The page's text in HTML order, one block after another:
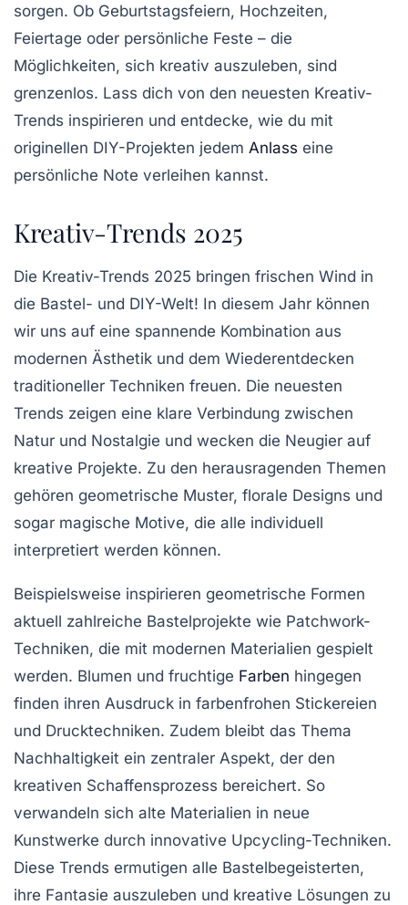
sorgen. Ob Geburtstagsfeiern, Hochzeiten,
Feiertage oder persönliche Feste – die
Möglichkeiten, sich kreativ auszuleben, sind
grenzenlos. Lass dich von den neuesten Kreativ-
Trends inspirieren und entdecke, wie du mit
originellen DIY-Projekten jedem Anlass eine
persönliche Note verleihen kannst.
Kreativ-Trends 2025
Die Kreativ-Trends 2025 bringen frischen Wind in
die Bastel- und DIY-Welt! In diesem Jahr können
wir uns auf eine spannende Kombination aus
modernen Ästhetik und dem Wiederentdecken
traditioneller Techniken freuen. Die neuesten
Trends zeigen eine klare Verbindung zwischen
Natur und Nostalgie und wecken die Neugier auf
kreative Projekte. Zu den herausragenden Themen
gehören geometrische Muster, florale Designs und
sogar magische Motive, die alle individuell
interpretiert werden können.
Beispielsweise inspirieren geometrische Formen
aktuell zahlreiche Bastelprojekte wie Patchwork-
Techniken, die mit modernen Materialien gespielt
werden. Blumen und fruchtige Farben hingegen
finden ihren Ausdruck in farbenfrohen Stickereien
und Drucktechniken. Zudem bleibt das Thema
Nachhaltigkeit ein zentraler Aspekt, der den
kreativen Schaffensprozess bereichert. So
verwandeln sich alte Materialien in neue
Kunstwerke durch innovative Upcycling-Techniken.
Diese Trends ermutigen alle Bastelbegeisterten,
ihre Fantasie auszuleben und kreative Lösungen zu